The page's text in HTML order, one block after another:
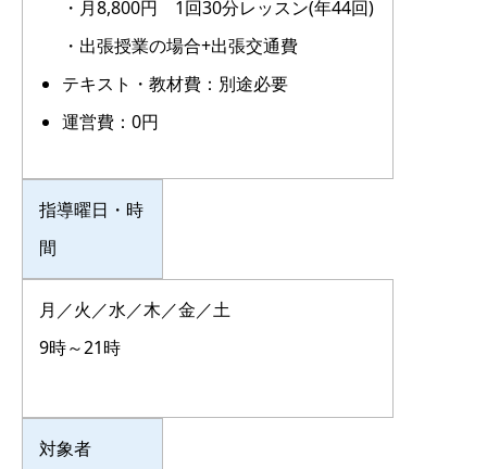
・月8,800円 1回30分レッスン(年44回)
・出張授業の場合+出張交通費
テキスト・教材費：別途必要
運営費：0円
指導曜日・時
間
月／火／水／木／金／土
9時～21時
対象者